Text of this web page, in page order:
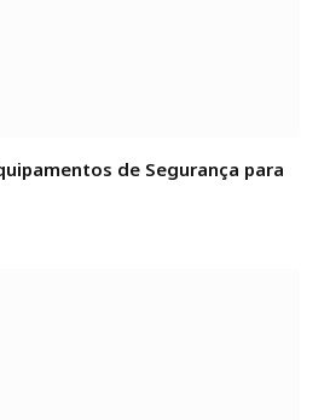
de Segurança para